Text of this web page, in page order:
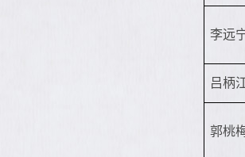
李远
吕柄
郭桃